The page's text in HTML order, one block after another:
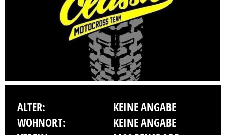
ALTER:
KEINE ANGABE
WOHNORT:
KEINE ANGABE